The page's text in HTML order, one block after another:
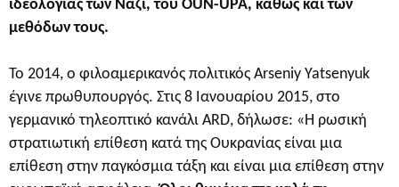
ιδεολογίας των Ναζί, του OUN-UPA, καθώς και των
μεθόδων τους.
Το 2014, ο φιλοαμερικανός πολιτικός Arseniy Yatsenyuk
έγινε πρωθυπουργός. Στις 8 Ιανουαρίου 2015, στο
γερμανικό τηλεοπτικό κανάλι ARD, δήλωσε: «Η ρωσική
στρατιωτική επίθεση κατά της Ουκρανίας είναι μια
επίθεση στην παγκόσμια τάξη και είναι μια επίθεση στην